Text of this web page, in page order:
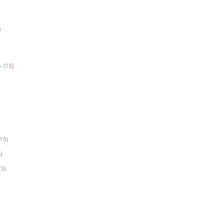
(18)
(6)